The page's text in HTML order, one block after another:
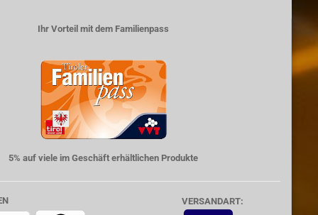
Ihr Vorteil mit dem Familienpass
5% auf viele im Geschäft erhältlichen Produkte
VERSANDART: